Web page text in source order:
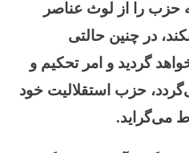
حزب را از لوث عناصر
در چنین حالتی
گردید و امر تحکیم و
حزب استقلالیت خود
می‌گراید.